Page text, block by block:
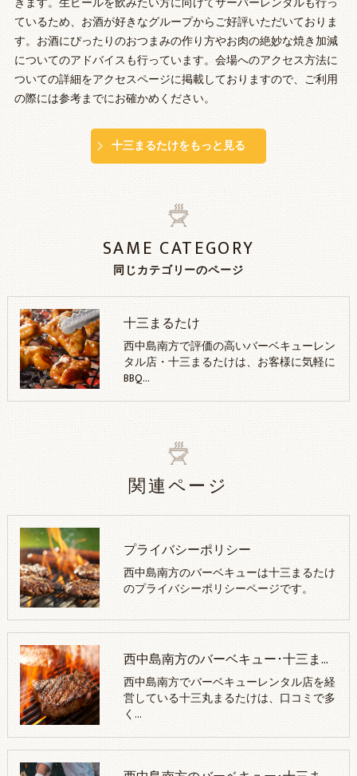
ているため、お酒が好きなグループからご好評いただいておりま
す。お酒にぴったりのおつまみの作り方やお肉の絶妙な焼き加減
についてのアドバイスも行っています。会場へのアクセス方法に
ついての詳細をアクセスページに掲載しておりますので、ご利用
の際には参考までにお確かめください。
十三まるたけをもっと見る
同じカテゴリーのページ
SAME CATEGORY
十三まるたけ
西中島南方で評価の高いバーベキューレン
タル店・十三まるたけは、お客様に気軽に
BBQ…
関連ページ
プライバシーポリシー
西中島南方のバーベキューは十三まるたけ
のプライバシーポリシーページです。
西中島南方のバーベキュー･十三まるたけが選ばれる理由
西中島南方でバーベキューレンタル店を経
営している十三丸まるたけは、口コミで多
く…